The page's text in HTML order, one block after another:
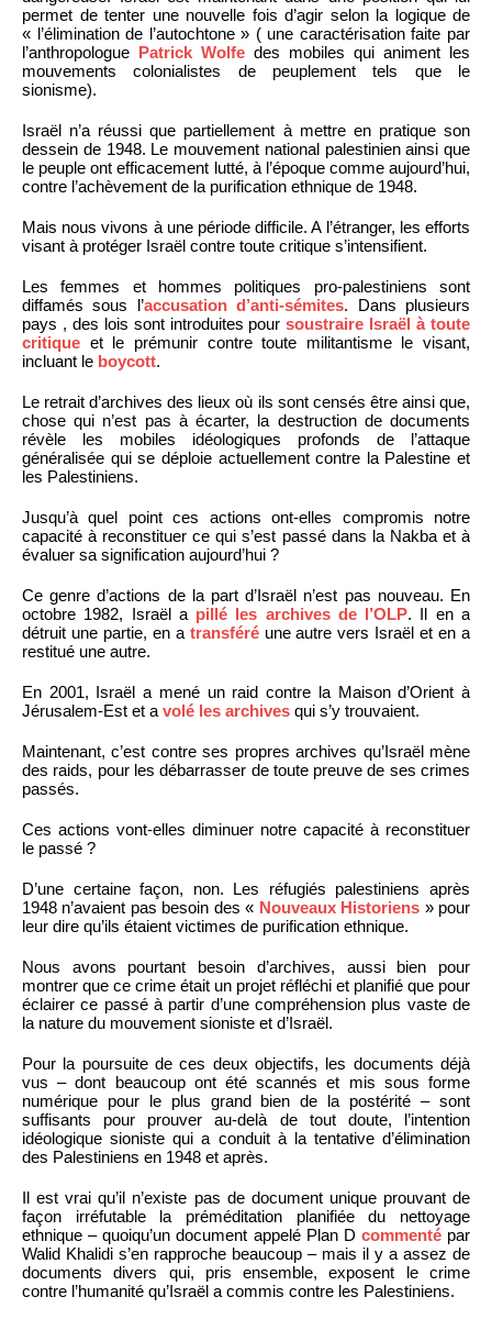
permet de tenter une nouvelle fois d’agir selon la logique de
« l’élimination de l’autochtone » ( une caractérisation faite par
l’anthropologue Patrick Wolfe des mobiles qui animent les
mouvements colonialistes de peuplement tels que le
sionisme).
Israël n’a réussi que partiellement à mettre en pratique son
dessein de 1948. Le mouvement national palestinien ainsi que
le peuple ont efficacement lutté, à l’époque comme aujourd’hui,
contre l’achèvement de la purification ethnique de 1948.
Mais nous vivons à une période difficile. A l’étranger, les efforts
visant à protéger Israël contre toute critique s’intensifient.
Les femmes et hommes politiques pro-palestiniens sont
diffamés sous l’accusation d’anti-sémites. Dans plusieurs
pays , des lois sont introduites poursoustraire Israël à toute
critique et le prémunir contre toute militantisme le visant,
incluant le boycott.
Le retrait d’archives des lieux où ils sont censés être ainsi que,
chose qui n’est pas à écarter, la destruction de documents
révèle les mobiles idéologiques profonds de l’attaque
généralisée qui se déploie actuellement contre la Palestine et
les Palestiniens.
Jusqu’à quel point ces actions ont-elles compromis notre
capacité à reconstituer ce qui s’est passé dans la Nakba et à
évaluer sa signification aujourd’hui ?
Ce genre d’actions de la part d’Israël n’est pas nouveau. En
octobre 1982, Israël a pillé les archives de l’OLP. Il en a
détruit une partie, en a transféréune autre vers Israël et en a
restitué une autre.
En 2001, Israël a mené un raid contre la Maison d’Orient à
Jérusalem-Est et a volé les archives qui s’y trouvaient.
Maintenant, c’est contre ses propres archives qu’Israël mène
des raids, pour les débarrasser de toute preuve de ses crimes
passés.
Ces actions vont-elles diminuer notre capacité à reconstituer
le passé ?
D’une certaine façon, non. Les réfugiés palestiniens après
1948 n’avaient pas besoin des « Nouveaux Historiens » pour
leur dire qu’ils étaient victimes de purification ethnique.
Nous avons pourtant besoin d’archives, aussi bien pour
montrer que ce crime était un projet réfléchi et planifié que pour
éclairer ce passé à partir d’une compréhension plus vaste de
la nature du mouvement sioniste et d’Israël.
Pour la poursuite de ces deux objectifs, les documents déjà
vus – dont beaucoup ont été scannés et mis sous forme
numérique pour le plus grand bien de la postérité – sont
suffisants pour prouver au-delà de tout doute, l’intention
idéologique sioniste qui a conduit à la tentative d’élimination
des Palestiniens en 1948 et après.
Il est vrai qu’il n’existe pas de document unique prouvant de
façon irréfutable la préméditation planifiée du nettoyage
ethnique – quoiqu’un document appelé Plan D commentépar
Walid Khalidi s’en rapproche beaucoup – mais il y a assez de
documents divers qui, pris ensemble, exposent le crime
contre l’humanité qu’Israël a commis contre les Palestiniens.